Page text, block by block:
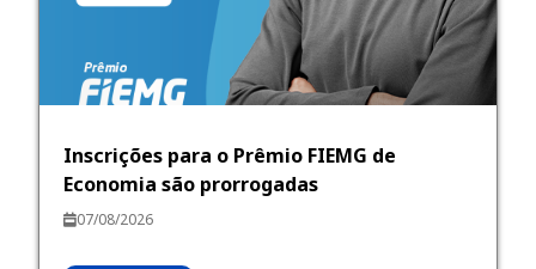
Inscrições para o Prêmio FIEMG de
Economia são prorrogadas
07/08/2026